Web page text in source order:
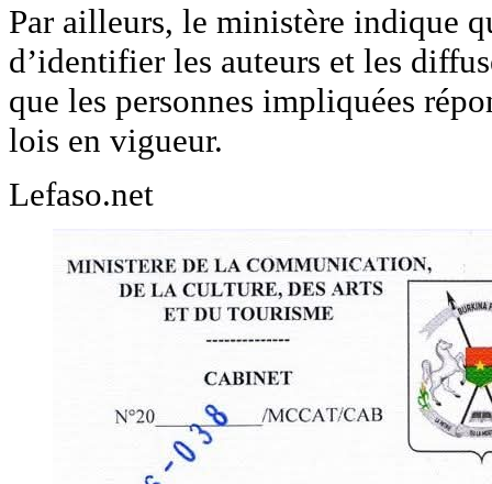
Par ailleurs, le ministère indique
d’identifier les auteurs et les
que les personnes impliquées
lois en vigueur.
Lefaso.net